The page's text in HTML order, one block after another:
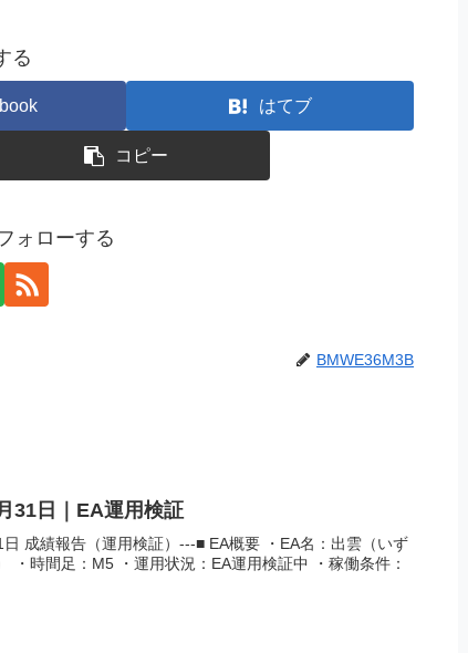
る
はてブ
コピー
ォローする
BMWE36M3B
31日｜EA運用検証
日 成績報告（運用検証）---■ EA概要 ・EA名：出雲（いず
・時間足：M5 ・運用状況：EA運用検証中 ・稼働条件：